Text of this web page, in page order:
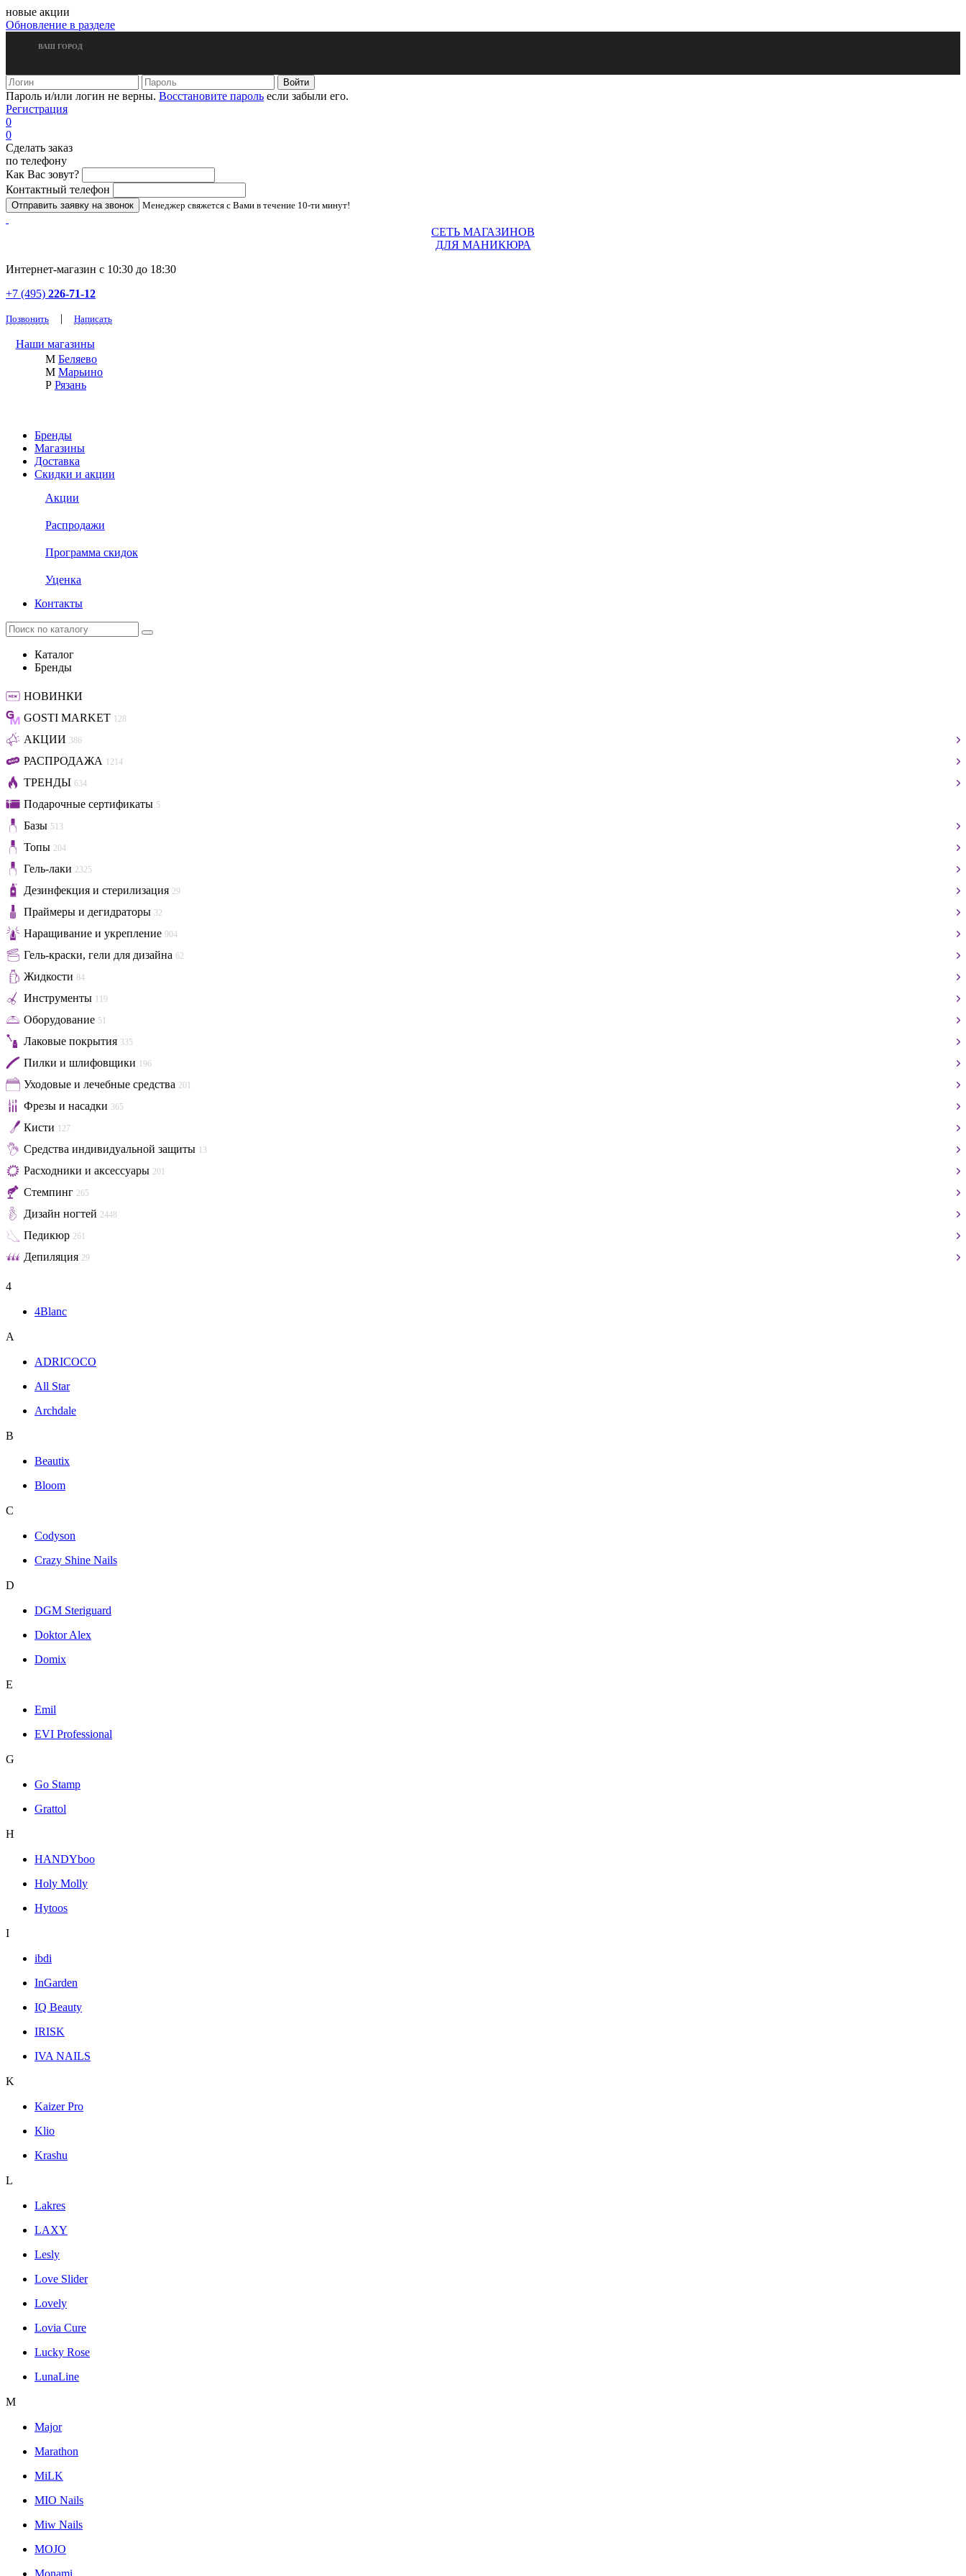
новые акции
Обновление в разделе
ВАШ ГОРОД
Пароль и/или логин не верны. Восстановите пароль если забыли его.
Регистрация
0
0
Сделать заказ
по телефону
Как Вас зовут?
Контактный телефон
Менеджер свяжется с Вами в течение 10-ти минут!
СЕТЬ МАГАЗИНОВ
ДЛЯ МАНИКЮРА
Интернет-магазин с 10:30 до 18:30
+7 (495) 226-71-12
Позвонить | Написать
Наши магазины
М Беляево
М Марьино
Р Рязань
Бренды
Магазины
Доставка
Скидки и акции
Акции
Распродажи
Программа скидок
Уценка
Контакты
Каталог
Бренды
НОВИНКИ
GOSTI MARKET 128
АКЦИИ 386
РАСПРОДАЖА 1214
ТРЕНДЫ 634
Подарочные сертификаты 5
Базы 513
Топы 204
Гель-лаки 2325
Дезинфекция и стерилизация 29
Праймеры и дегидраторы 32
Наращивание и укрепление 904
Гель-краски, гели для дизайна 62
Жидкости 84
Инструменты 119
Оборудование 51
Лаковые покрытия 335
Пилки и шлифовщики 196
Уходовые и лечебные средства 201
Фрезы и насадки 365
Кисти 127
Средства индивидуальной защиты 13
Расходники и аксессуары 201
Стемпинг 265
Дизайн ногтей 2448
Педикюр 261
Депиляция 29
4
4Blanc
A
ADRICOCO
All Star
Archdale
B
Beautix
Bloom
C
Codyson
Crazy Shine Nails
D
DGM Steriguard
Doktor Alex
Domix
E
Emil
EVI Professional
G
Go Stamp
Grattol
H
HANDYboo
Holy Molly
Hytoos
I
ibdi
InGarden
IQ Beauty
IRISK
IVA NAILS
K
Kaizer Pro
Klio
Krashu
L
Lakres
LAXY
Lesly
Love Slider
Lovely
Lovia Cure
Lucky Rose
LunaLine
M
Major
Marathon
MiLK
MIO Nails
Miw Nails
MOJO
Monami